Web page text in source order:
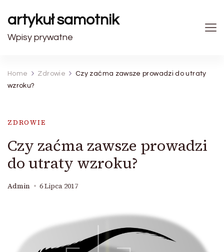
artykuł samotnik
Wpisy prywatne
Home Zdrowie
Czy zaćma zawsze prowadzi do utraty
wzroku?
ZDROWIE
Czy zaćma zawsze prowadzi
do utraty wzroku?
Admin 6 Lipca 2017